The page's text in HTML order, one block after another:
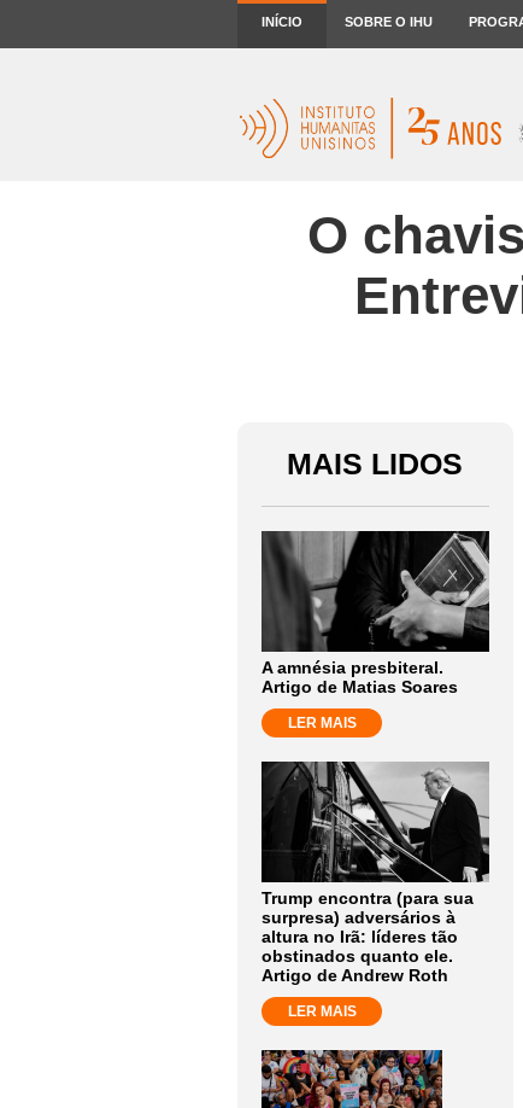
INÍCIO SOBRE O IHU
O
MAIS LIDOS
A amnésia presbiteral.
Artigo de Matias Soares
LER MAIS
Trump encontra (para sua
surpresa) adversários à
altura no Irã: líderes tão
obstinados quanto ele.
Artigo de Andrew Roth
LER MAIS